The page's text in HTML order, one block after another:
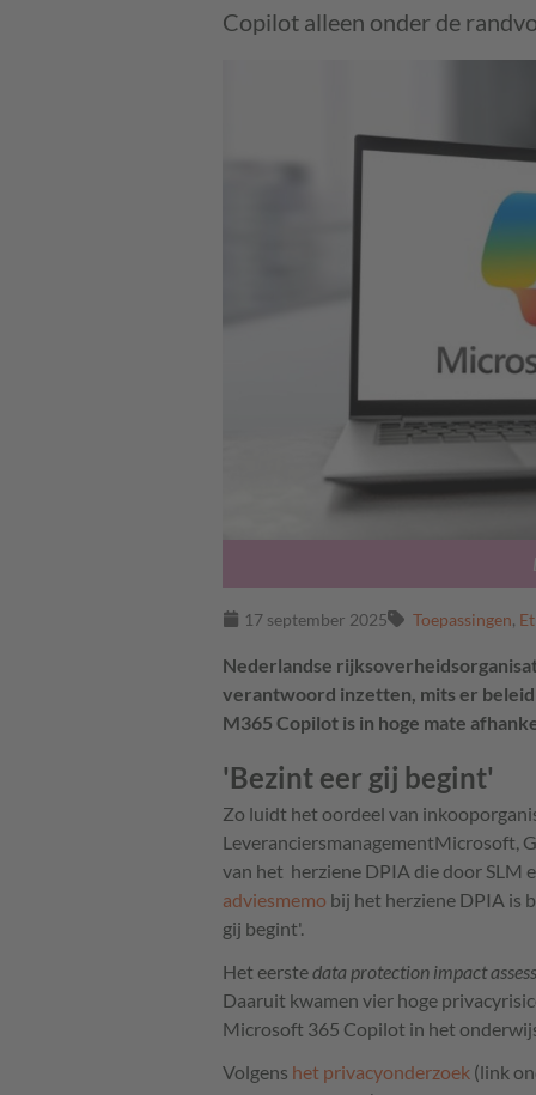
Copilot alleen onder de
17 september 2025 Toepassingen,
Nederlandse
verantwoord inzetten, mits er
M365 Copilot is in hoge mate
'Bezint eer gij begint'
Zo luidt het oordeel van
LeveranciersmanagementMicrosoft,
van het herziene DPIA die door SLM
adviesmemo bij het herziene DPIA is
gij begint'.
Het eerstedata protection impact
Daaruit kwamen vier hoge
Microsoft 365 Copilot in het
Volgens het privacyonderzoek (link